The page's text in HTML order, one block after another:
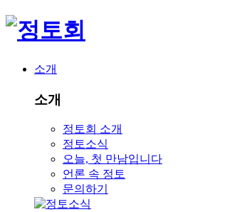
소개
소개
정토회 소개
정토소식
오늘, 첫 만남입니다
언론 속 정토
문의하기